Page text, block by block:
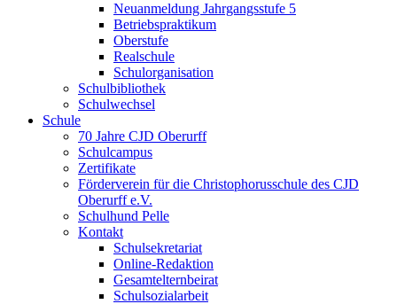
Neuanmeldung Jahrgangsstufe 5
Betriebspraktikum
Oberstufe
Realschule
Schulorganisation
Schulbibliothek
Schulwechsel
Schule
70 Jahre CJD Oberurff
Schulcampus
Zertifikate
Förderverein für die Christophorusschule des CJD
Oberurff e.V.
Schulhund Pelle
Kontakt
Schulsekretariat
Online-Redaktion
Gesamtelternbeirat
Schulsozialarbeit